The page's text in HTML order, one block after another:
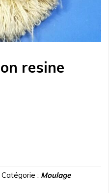
resine
Catégorie : Moulage